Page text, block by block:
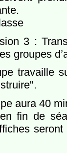
3 :
groupes
travaille
aura 40
fin de